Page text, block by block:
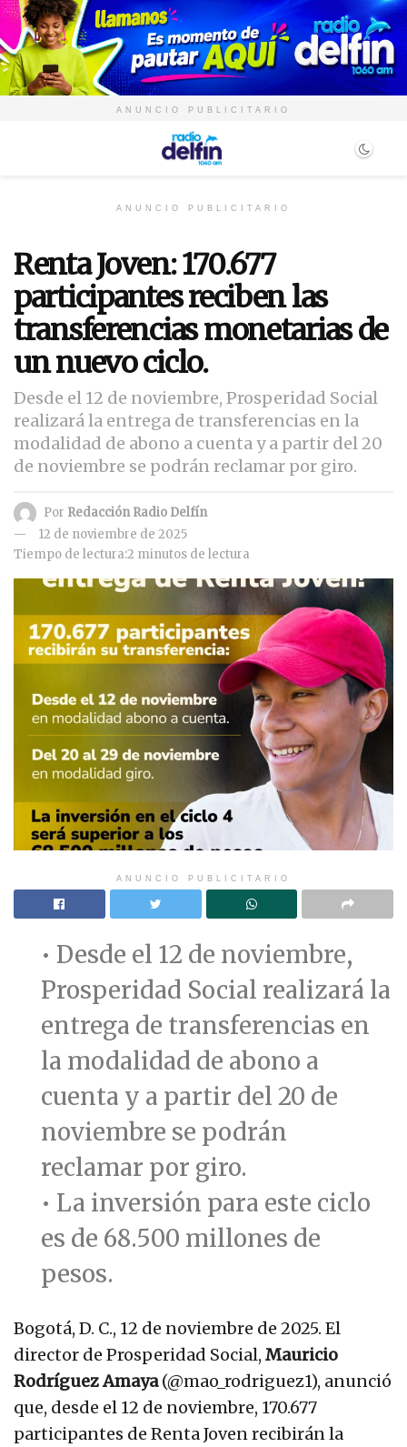
ANUNCIO PUBLICITARIO
ANUNCIO PUBLICITARIO
Renta Joven: 170.677
participantes reciben las
transferencias monetarias de
un nuevo ciclo.
Desde el 12 de noviembre, Prosperidad Social
realizará la entrega de transferencias en la
modalidad de abono a cuenta y a partir del 20
de noviembre se podrán reclamar por giro.
Por Redacción Radio Delfín
12 de noviembre de 2025
Tiempo de lectura:2 minutos de lectura
ANUNCIO PUBLICITARIO
• Desde el 12 de noviembre,
Prosperidad Social realizará la
entrega de transferencias en
la modalidad de abono a
cuenta y a partir del 20 de
noviembre se podrán
reclamar por giro.
• La inversión para este ciclo
es de 68.500 millones de
pesos.
Bogotá, D. C., 12 de noviembre de 2025. El
director de Prosperidad Social, Mauricio
Rodríguez Amaya(@mao_rodriguez1), anunció
que, desde el 12 de noviembre, 170.677
participantes de Renta Joven recibirán la